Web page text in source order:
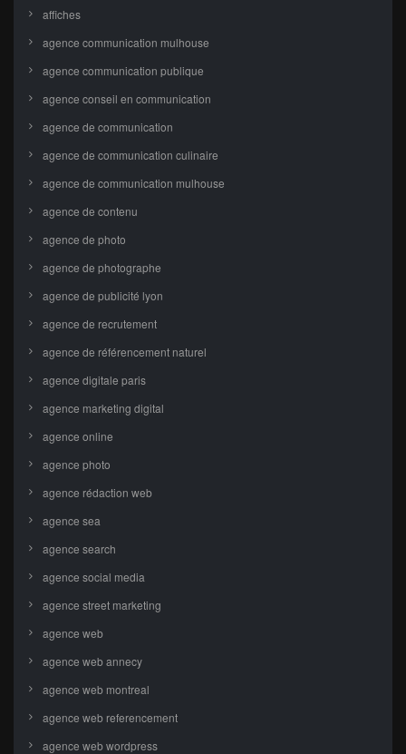
affiches
agence communication mulhouse
agence communication publique
agence conseil en communication
agence de communication
agence de communication culinaire
agence de communication mulhouse
agence de contenu
agence de photo
agence de photographe
agence de publicité lyon
agence de recrutement
agence de référencement naturel
agence digitale paris
agence marketing digital
agence online
agence photo
agence rédaction web
agence sea
agence search
agence social media
agence street marketing
agence web
agence web annecy
agence web montreal
agence web referencement
agence web wordpress